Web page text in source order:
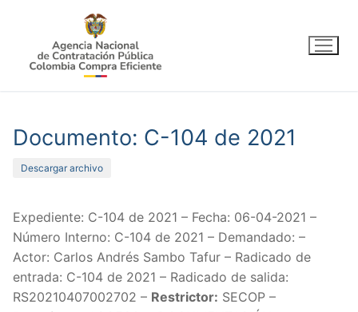
contenido
Documento: C-104 de 2021
Descargar archivo
Expediente: C-104 de 2021 – Fecha: 06-04-2021 –
Número Interno: C-104 de 2021 – Demandado: –
Actor: Carlos Andrés Sambo Tafur – Radicado de
entrada: C-104 de 2021 – Radicado de salida:
RS20210407002702 – Restrictor: SECOP –